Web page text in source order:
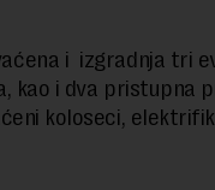
i izgradnja tri
kao i dva pristupna
koloseci,